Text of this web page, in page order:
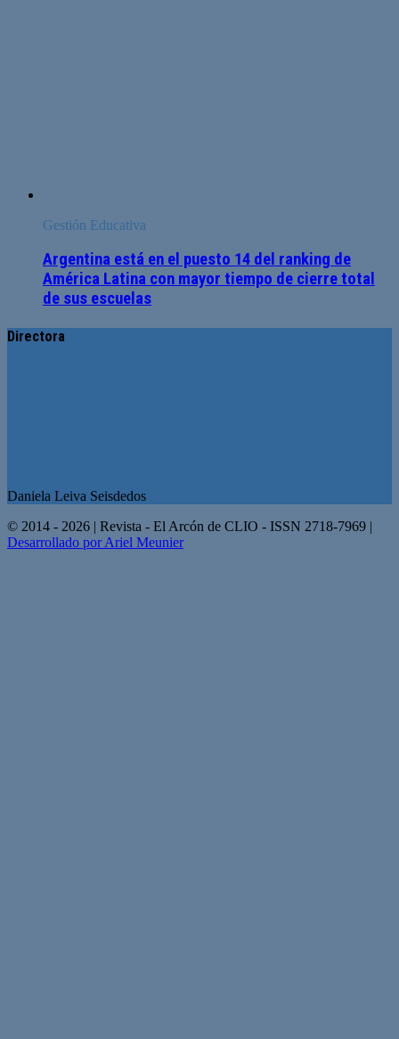
Gestión Educativa
Argentina está en el puesto 14 del ranking de
América Latina con mayor tiempo de cierre total
de sus escuelas
Directora
Daniela Leiva Seisdedos
© 2014 - 2026 | Revista - El Arcón de CLIO - ISSN 2718-7969 |
Desarrollado por Ariel Meunier